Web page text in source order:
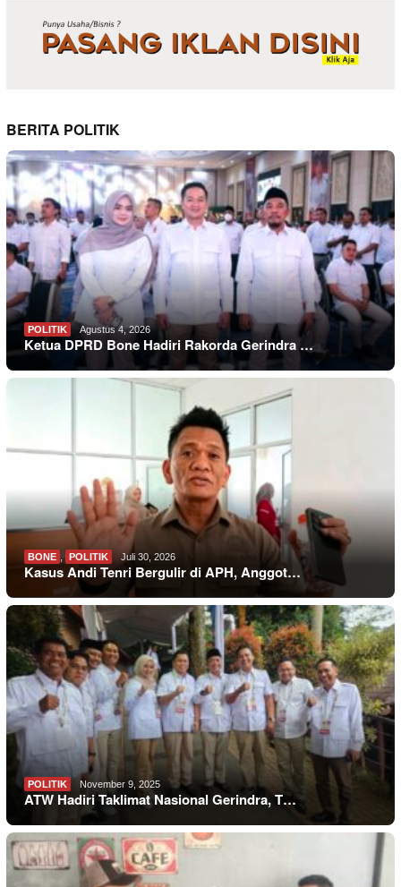
BERITA POLITIK
POLITIK Agustus 4, 2026
Ketua DPRD Bone Hadiri Rakorda Gerindra …
BONE POLITIK Juli 30, 2026
Kasus Andi Tenri Bergulir di APH, Anggot…
POLITIK November 9, 2025
ATW Hadiri Taklimat Nasional Gerindra, T…